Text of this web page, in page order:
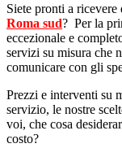
Siete pronti a
Roma sud? Per la
eccezionale e
servizi su misura che
comunicare con gli
Prezzi e interventi su
servizio, le nostre
voi, che cosa
costo?